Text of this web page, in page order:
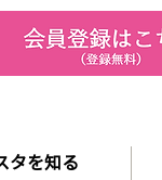
タを知る